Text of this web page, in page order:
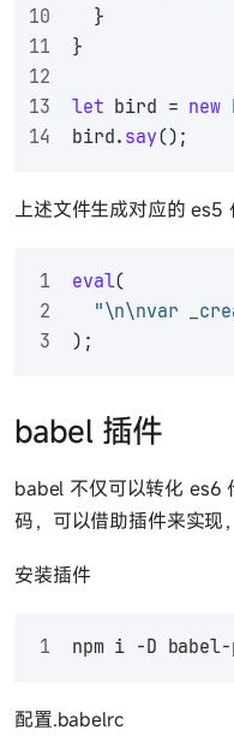
  }
}
let bird = new
bird. say();
上述文件生成对应的 es5
eval(
"\n\nvar
);
babel 插件
babel 不仅可以转化 es6
码，可以借助插件来实现
安装插件
npm i -D
配置.babelrc